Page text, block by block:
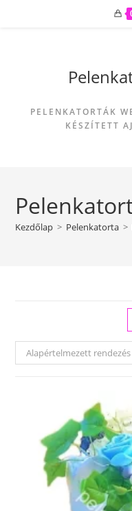
PELENKATORTÁK
KÉSZÍTETT
Kezdőlap > Pelenkatorta >
Alapértelmezett rendezés